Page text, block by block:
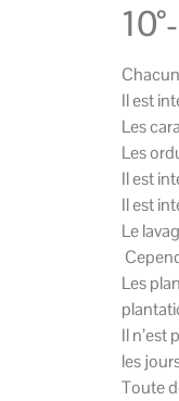
Il est
Les
Les
Il est
Il est
Le
Les
Il n’est
les
Toute